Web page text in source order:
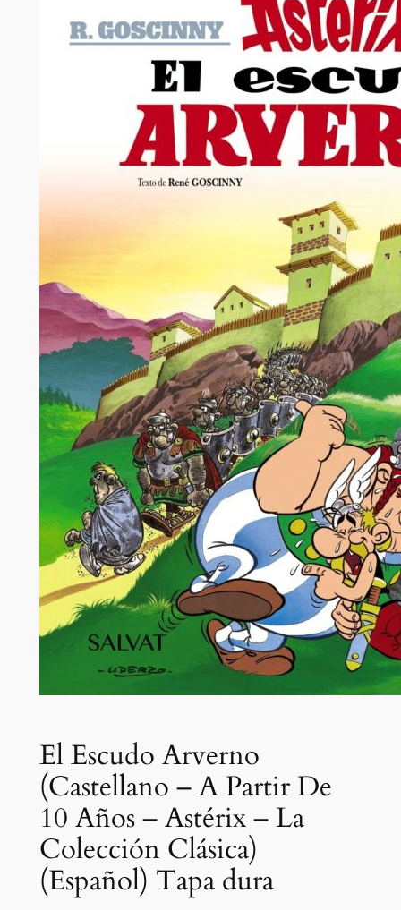
El Escudo Arverno
(Castellano – A Partir De
10 Años – Astérix – La
Colección Clásica)
(Español) Tapa dura